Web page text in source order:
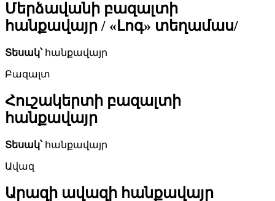
Մերձավանի բազալտի
հանքավայր / «Լոգ» տեղամաս/
Տեսակ՝հանքավայր
Բազալտ
Հուշակերտի բազալտի
հանքավայր
Տեսակ՝հանքավայր
Ավազ
Արազի ավազի հանքավայր